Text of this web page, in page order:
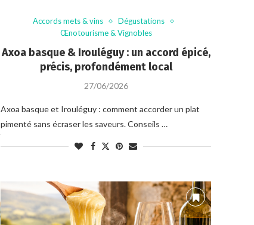
Accords mets & vins
Dégustations
Œnotourisme & Vignobles
Axoa basque & Irouléguy : un accord épicé,
précis, profondément local
27/06/2026
Axoa basque et Irouléguy : comment accorder un plat
pimenté sans écraser les saveurs. Conseils …